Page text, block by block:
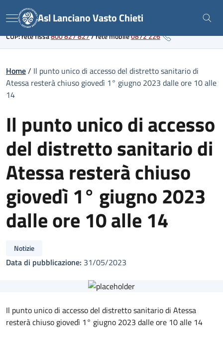
to
content
Link al portale sanitario regionale
Menu Asl Lanciano Vasto Chieti
CUP: rete fissa800 827 827/rete mobile0872 226
Home/ Il punto unico di accesso del distretto sanitario di
Atessa resterà chiuso giovedì 1° giugno 2023 dalle ore 10 alle
14
Il punto unico di accesso
del distretto sanitario di
Atessa resterà chiuso
giovedì 1° giugno 2023
dalle ore 10 alle 14
Notizie
Data di pubblicazione: 31/05/2023
Il punto unico di accesso del distretto sanitario di Atessa
resterà chiuso giovedì 1° giugno 2023 dalle ore 10 alle 14